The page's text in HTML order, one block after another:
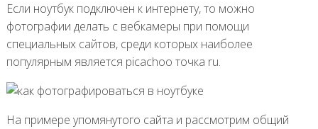
Если ноутбук подключен к интернету, то можно
фотографии делать с вебкамеры при помощи
специальных сайтов, среди которых наиболее
популярным является picachoo точка ru.
На примере упомянутого сайта и рассмотрим общий